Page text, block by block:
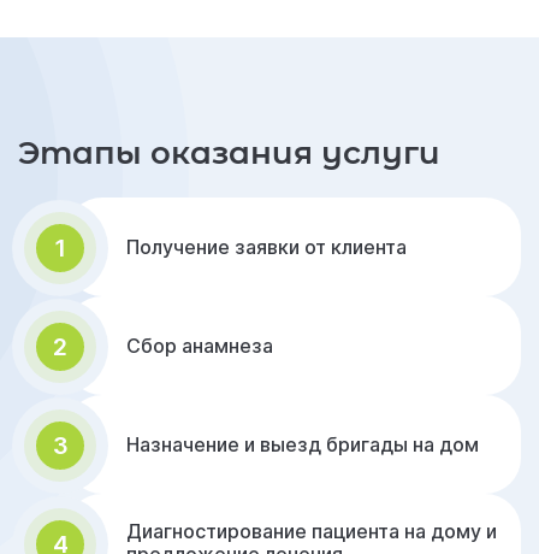
Этапы оказания услуги
1 Получение заявки от клиента
2 Сбор анамнеза
3 Назначение и выезд бригады на дом
4
Диагностирование пациента на дому и